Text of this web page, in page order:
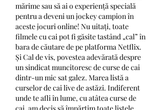
mărime sau să ai o experiență specială
pentru a deveni un jockey campion în
aceste jocuri online! Nu uitați, toate
filmele cu cai pot fi găsite tastând „cal” în
bara de căutare de pe platforma Netflix.
Și Cal de vis, povestea adevărată despre
un sindicat muncitoresc de curse de cai
dintr-un mic sat galez. Marea listă a
curselor de cai live de astăzi. Indiferent
unde te afli în lume, cu atâtea curse de
cai, am decis să împărțim toate listele